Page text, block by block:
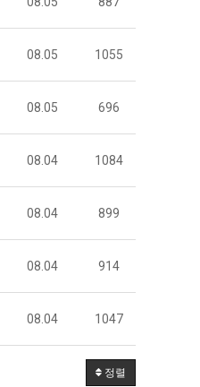
08.05 1055
08.05 696
08.04 1084
08.04 899
08.04 914
08.04 1047
정렬